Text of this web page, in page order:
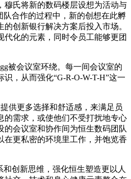
穆氏将新的数码楼层设想为活动与
队合作的过程中，新的创想在此孵
创新银行解决方案后投入市场。
代化的元素，同时令员工能够更团
被会议室环绕。每一间会议室的
，从而强化“G-R-O-W-T-H”这一
供更多选择和舒适感，来满足员
的需求，或使他们不受打扰地专心
的会议室和协作间为恒生数码团队
在更私密的环境里工作，并饱览香
和创新思维，强化恒生塑造更以人